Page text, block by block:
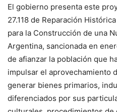
El gobierno presenta este
27.118 de Reparación
para la Construcción de una
Argentina, sancionada en
de afianzar la población que
impulsar el aprovechamiento
generar bienes primarios,
diferenciados por sus